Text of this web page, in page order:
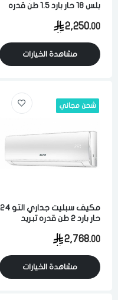
بلس 18 حار بارد 1.5 طن قدره
روتاري
2,250.00
مشاهدة الخيارات
شحن مجاني
مكيف سبليت جداري التو 24
حار بارد 2 طن قدره تبريد
روتاري
2,768.00
مشاهدة الخيارات